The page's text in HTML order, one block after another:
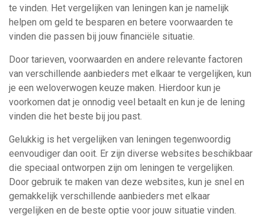
te vinden. Het vergelijken van leningen kan je namelijk
helpen om geld te besparen en betere voorwaarden te
vinden die passen bij jouw financiële situatie.
Door tarieven, voorwaarden en andere relevante factoren
van verschillende aanbieders met elkaar te vergelijken, kun
je een weloverwogen keuze maken. Hierdoor kun je
voorkomen dat je onnodig veel betaalt en kun je de lening
vinden die het beste bij jou past.
Gelukkig is het vergelijken van leningen tegenwoordig
eenvoudiger dan ooit. Er zijn diverse websites beschikbaar
die speciaal ontworpen zijn om leningen te vergelijken.
Door gebruik te maken van deze websites, kun je snel en
gemakkelijk verschillende aanbieders met elkaar
vergelijken en de beste optie voor jouw situatie vinden.